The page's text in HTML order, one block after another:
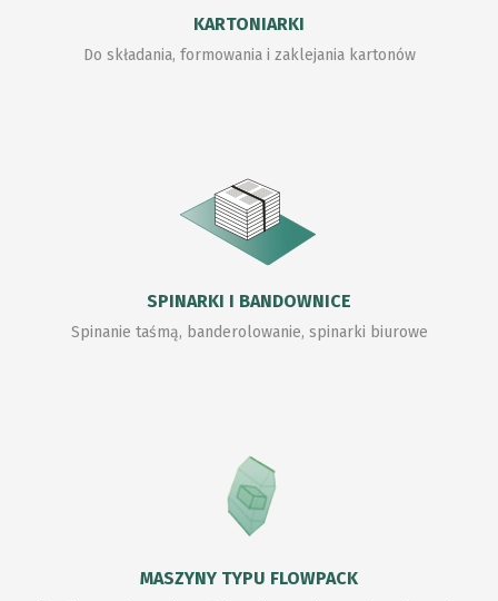
KARTONIARKI
Do składania, formowania i zaklejania kartonów
SPINARKI I BANDOWNICE
Spinanie taśmą, banderolowanie, spinarki biurowe
MASZYNY TYPU FLOWPACK